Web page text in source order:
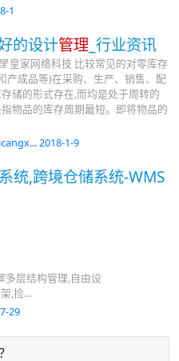
1
的设计管理 _行业资讯
皇家网络科技 比较常见的对零库存
产成品等)在采购、生产、销售、配
储的形式存在,而均是处于周转的
物品的库存周期最短。即将物品的
2018-1-9
统,跨境仓储系统-WMS
多层结构管理,自由设
,捡...
29